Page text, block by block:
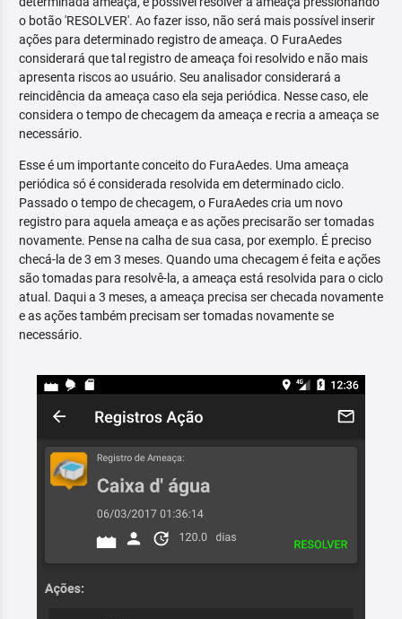
o botão 'RESOLVER'. Ao fazer isso, não será mais possível inserir
ações para determinado registro de ameaça. O FuraAedes
considerará que tal registro de ameaça foi resolvido e não mais
apresenta riscos ao usuário. Seu analisador considerará a
reincidência da ameaça caso ela seja periódica. Nesse caso, ele
considera o tempo de checagem da ameaça e recria a ameaça se
necessário.
Esse é um importante conceito do FuraAedes. Uma ameaça
periódica só é considerada resolvida em determinado ciclo.
Passado o tempo de checagem, o FuraAedes cria um novo
registro para aquela ameaça e as ações precisarão ser tomadas
novamente. Pense na calha de sua casa, por exemplo. É preciso
checá-la de 3 em 3 meses. Quando uma checagem é feita e ações
são tomadas para resolvê-la, a ameaça está resolvida para o ciclo
atual. Daqui a 3 meses, a ameaça precisa ser checada novamente
e as ações também precisam ser tomadas novamente se
necessário.